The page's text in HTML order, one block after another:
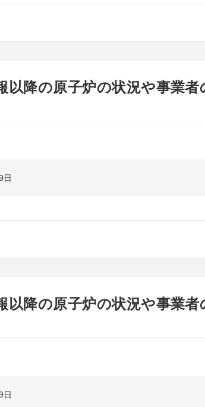
降の原子炉の状況や事業
日
降の原子炉の状況や事業
日